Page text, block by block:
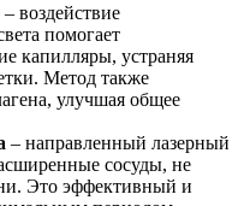
– воздействие
помогает
капилляры, устраняя
Метод также
улучшая общее
– направленный лазерный
сосуды, не
Это эффективный и